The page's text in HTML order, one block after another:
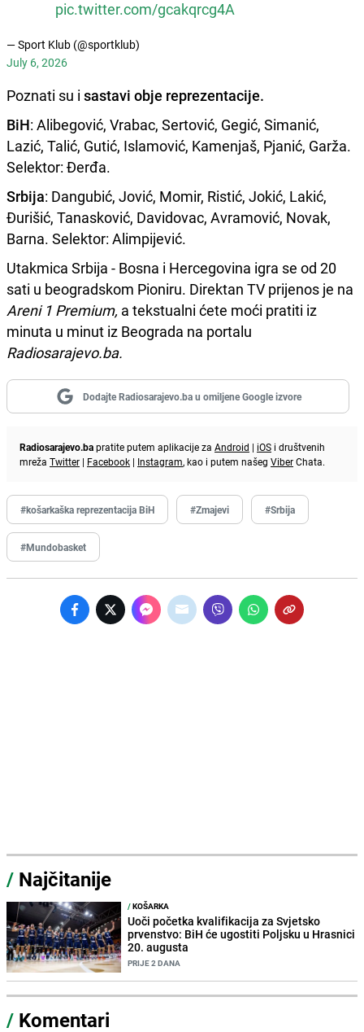
pic.twitter.com/gcakqrcg4A
— Sport Klub (@sportklub)
July 6, 2026
Poznati su i sastavi obje reprezentacije.
BiH: Alibegović, Vrabac, Sertović, Gegić, Simanić,
Lazić, Talić, Gutić, Islamović, Kamenjaš, Pjanić, Garža.
Selektor: Đerđa.
Srbija: Dangubić, Jović, Momir, Ristić, Jokić, Lakić,
Đurišić, Tanasković, Davidovac, Avramović, Novak,
Barna. Selektor: Alimpijević.
Utakmica Srbija - Bosna i Hercegovina igra se od 20
sati u beogradskom Pioniru. Direktan TV prijenos je na
Areni 1 Premium, a tekstualni ćete moći pratiti iz
minuta u minut iz Beograda na portalu
Radiosarajevo.ba.
Dodajte Radiosarajevo.ba u omiljene Google izvore
Radiosarajevo.bapratite putem aplikacije za Android | iOS i društvenih
mreža Twitter | Facebook | Instagram, kao i putem našeg ViberChata.
#košarkaška reprezentacija BiH #Zmajevi #Srbija
#Mundobasket
/ Najčitanije
/KOŠARKA
Uoči početka kvalifikacija za Svjetsko
prvenstvo: BiH će ugostiti Poljsku u Hrasnici
20. augusta
PRIJE 2 DANA
/ Komentari